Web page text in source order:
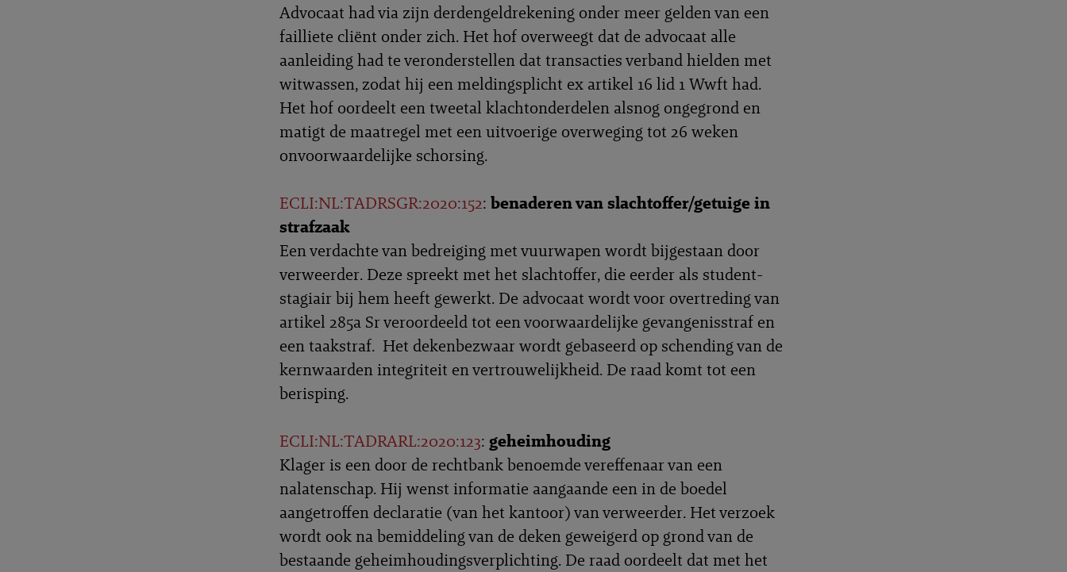
Advocaat had via zijn derdengeldrekening onder meer gelden van een
failliete cliënt onder zich. Het hof overweegt dat de advocaat alle
aanleiding had te veronderstellen dat transacties verband hielden met
witwassen, zodat hij een meldingsplicht ex artikel 16 lid 1 Wwft had.
Het hof oordeelt een tweetal klachtonderdelen alsnog ongegrond en
matigt de maatregel met een uitvoerige overweging tot 26 weken
onvoorwaardelijke schorsing.
ECLI:NL:TADRSGR:2020:152: benaderen van slachtoffer/getuige in
strafzaak
Een verdachte van bedreiging met vuurwapen wordt bijgestaan door
verweerder. Deze spreekt met het slachtoffer, die eerder als student-
stagiair bij hem heeft gewerkt. De advocaat wordt voor overtreding van
artikel 285a Sr veroordeeld tot een voorwaardelijke gevangenisstraf en
een taakstraf. Het dekenbezwaar wordt gebaseerd op schending van de
kernwaarden integriteit en vertrouwelijkheid. De raad komt tot een
berisping.
ECLI:NL:TADRARL:2020:123: geheimhouding
Klager is een door de rechtbank benoemde vereffenaar van een
nalatenschap. Hij wenst informatie aangaande een in de boedel
aangetroffen declaratie (van het kantoor) van verweerder. Het verzoek
wordt ook na bemiddeling van de deken geweigerd op grond van de
bestaande geheimhoudingsverplichting. De raad oordeelt dat met het